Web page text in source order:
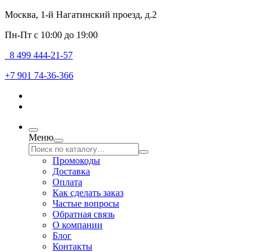
Москва, 1-й Нагатинский проезд, д.2
Пн-Пт с 10:00 до 19:00
8 499 444-21-57
+7 901 74-36-366
Меню
Промокоды
Доставка
Оплата
Как сделать заказ
Частые вопросы
Обратная связь
О компании
Блог
Контакты